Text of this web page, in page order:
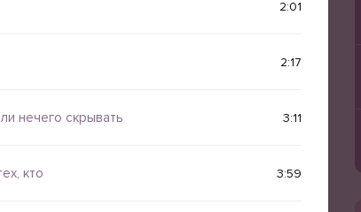
2:01
2:17
нечего скрывать 3:11
кто 3:59